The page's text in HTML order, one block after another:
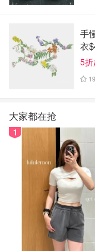
$26.40
2️⃣眉粉
比起眉笔，眉粉相
以用适合的哑光眼
子，妆后比较自然
问题，用不完根本用
⚠️小缺点就是容易
例如眉刷，染眉膏
手
衣
5
19
大家都在抢
1